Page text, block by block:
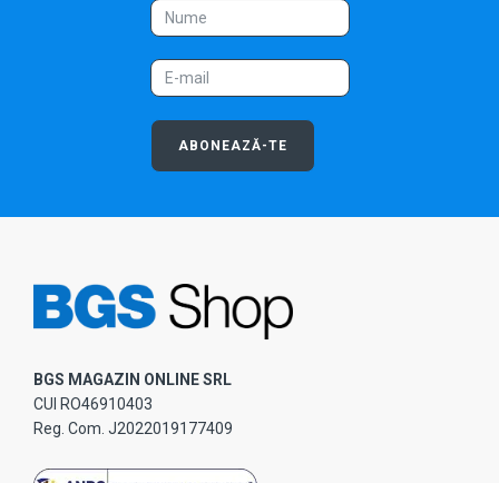
ABONEAZĂ-TE
BGS MAGAZIN ONLINE SRL
CUI RO46910403
Reg. Com. J2022019177409